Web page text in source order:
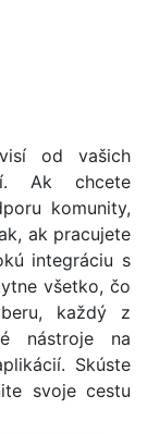
od vašich
Ak chcete
komunity,
ak pracujete
integráciu s
všetko, čo
každý z
nástroje na
Skúste
svoje cestu